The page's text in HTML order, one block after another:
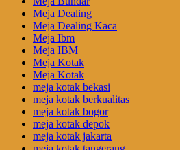
Meja Dealing
Meja Dealing Kaca
Meja Ibm
Meja IBM
Meja Kotak
Meja Kotak
meja kotak bekasi
meja kotak berkualitas
meja kotak bogor
meja kotak depok
meja kotak jakarta